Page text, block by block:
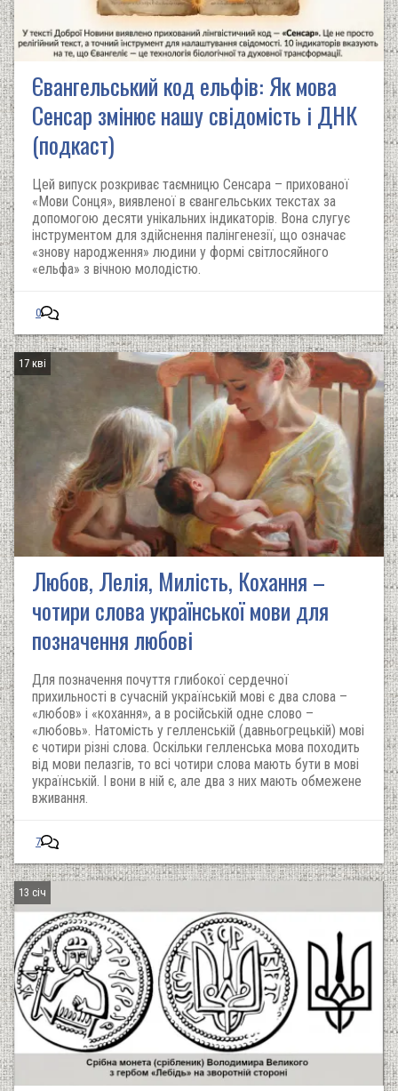
Євангельський код ельфів: Як мова
Сенсар змінює нашу свідомість і ДНК
(подкаст)
Цей випуск розкриває таємницю Сенсара – прихованої
«Мови Сонця», виявленої в євангельських текстах за
допомогою десяти унікальних індикаторів. Вона слугує
інструментом для здійснення палінгенезії, що означає
«знову народження» людини у формі світлосяйного
«ельфа» з вічною молодістю.
0
17 кві
Любов, Лелія, Милість, Кохання –
чотири слова української мови для
позначення любові
Для позначення почуття глибокої сердечної
прихильності в сучасній українській мові є два слова –
«любов» і «кохання», а в російській одне слово –
«любовь». Натомість у гелленській (давньогрецькій) мові
є чотири різні слова. Оскільки гелленська мова походить
від мови пелазгів, то всі чотири слова мають бути в мові
українській. І вони в ній є, але два з них мають обмежене
вживання.
7
13 січ